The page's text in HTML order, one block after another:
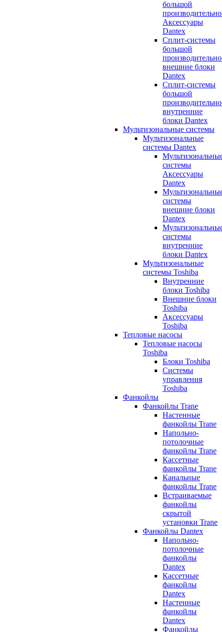
большой
Аксессуары
Dantex
Сплит-системы
большой
внешние блоки
Dantex
Сплит-системы
большой
внутренние
блоки Dantex
Мультизональные системы
Мультизональные
системы Dantex
системы
Аксессуары
Dantex
системы
внешние блоки
Dantex
системы
внутренние
блоки Dantex
Мультизональные
системы Toshiba
Внутренние
блоки Toshiba
Внешние блоки
Toshiba
Аксессуары
Toshiba
Тепловые насосы
Тепловые насосы
Toshiba
Блоки Toshiba
Системы
управления
Toshiba
Фанкойлы
Фанкойлы Trane
Настенные
фанкойлы Trane
Напольно-
потолочные
фанкойлы Trane
Кассетные
фанкойлы Trane
Канальные
фанкойлы Trane
Встраиваемые
фанкойлы
скрытой
установки Trane
Фанкойлы Dantex
Напольно-
потолочные
фанкойлы
Dantex
Кассетные
фанкойлы
Dantex
Настенные
фанкойлы
Dantex
Фанкойлы